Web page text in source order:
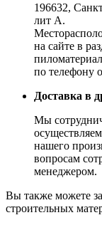
196632,
лит А.
на сайте в
по телефону
Доставка в
Мы
нашего
вопросам
менеджером.
Вы также можете
строительных